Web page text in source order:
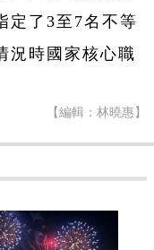
定了3至7名不等
況時國家核心職
【編輯：林曉惠】